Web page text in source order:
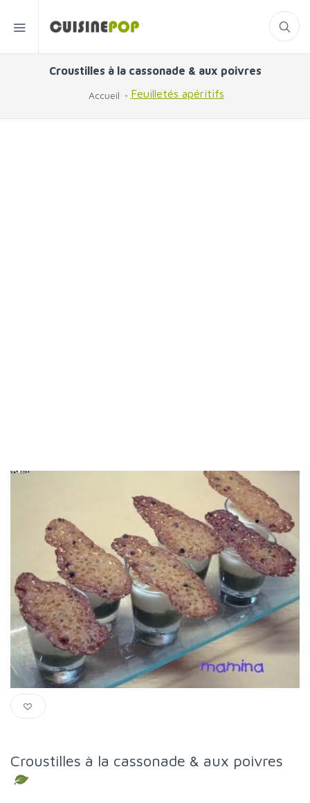
Croustilles à la cassonade & aux poivres
Accueil Feuilletés apéritifs
Croustilles à la cassonade & aux poivres